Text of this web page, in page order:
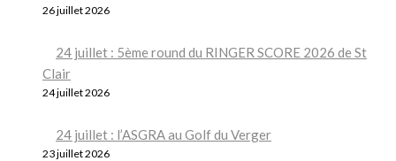
26 juillet 2026
24 juillet : 5ème round du RINGER SCORE 2026 de St
Clair
24 juillet 2026
24 juillet : l’ASGRA au Golf du Verger
23 juillet 2026